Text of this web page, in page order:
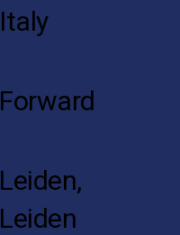
Italy
Forward
Leiden,
Leiden